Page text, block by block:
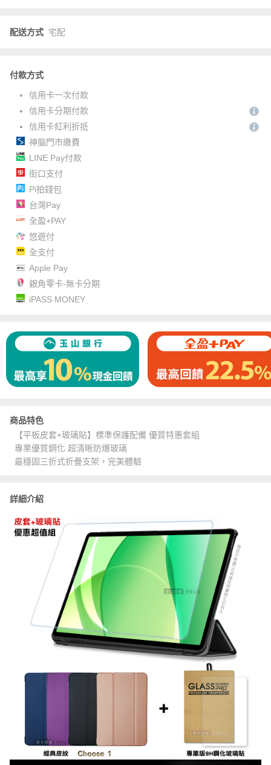
配送方式 宅配
付款方式
信用卡一次付款
信用卡分期付款
信用卡紅利折抵
神腦門市繳費
LINE Pay付款
街口支付
Pi拍錢包
台灣Pay
全盈+PAY
悠遊付
全支付
Apple Pay
銀角零卡-無卡分期
iPASS MONEY
商品特色
【平板皮套+玻璃貼】標準保護配備 優質特惠套組
專業優質鋼化 超清晰防爆玻璃
最穩固三折式折疊支架，完美體驗
詳細介紹